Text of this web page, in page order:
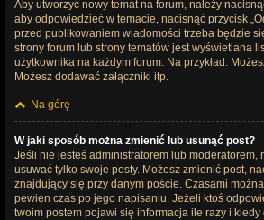
Aby utworzyć nowy temat na forum, należy
aby odpowiedzieć w temacie, nacisnąć przycisk
przed publikowaniem wiadomości trzeba będzie
strony forum lub strony tematów jest wyświetlana
użytkownika na każdym forum. Na przykład:
Możesz dodawać załączniki itp.
Na górę
W jaki sposób można zmienić lub usunąć post?
Jeśli nie jesteś administratorem lub moderatorem,
usuwać tylko swoje posty. Możesz zmienić post,
znajdujący się przy danym poście. Czasami
pewien czas po jego napisaniu. Jeżeli ktoś
twoim postem pojawi się informacja ile razy i kiedy